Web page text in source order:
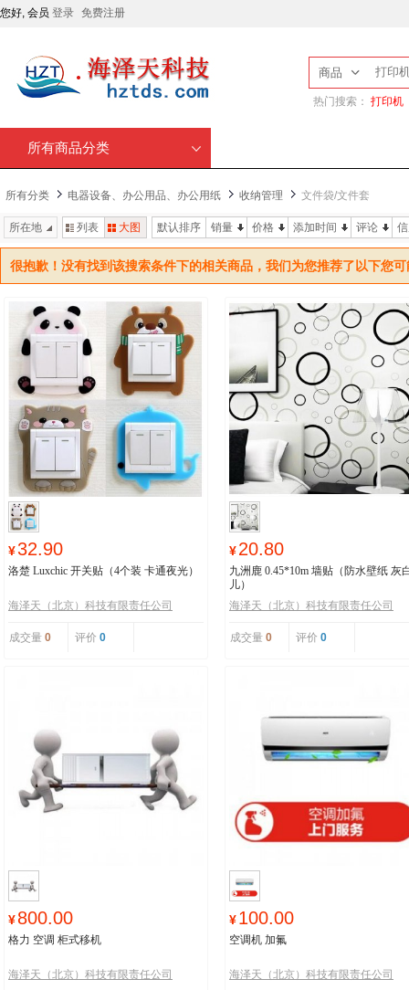
您好, 会员 登录 免费注册
商品
热门搜索： 打印机
所有商品分类
所有分类 电器设备、办公用品、办公用纸 收纳管理 文件袋/文件套
所在地 列表 大图 默认排序 销量 价格 添加时间 评论
很抱歉！没有找到该搜索条件下的相关商品，我们为您推荐了以下您
¥32.90
洛楚 Luxchic 开关贴（4个装 卡通夜光）
海泽天（北京）科技有限责任公司
成交量 0 评价 0
¥20.80
九洲鹿 0.45*10m 墙贴（防水壁纸 灰
儿）
海泽天（北京）科技有限责任公司
成交量 0 评价 0
¥800.00
格力 空调 柜式移机
海泽天（北京）科技有限责任公司
¥100.00
空调机 加氟
海泽天（北京）科技有限责任公司